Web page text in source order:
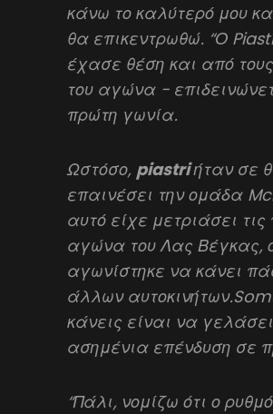
κάνω το καλύτερό μου
θα επικεντρωθώ. “Ο
έχασε θέση και από
του αγώνα -
πρώτη γωνία.
Ωστόσο, piastriήταν σε
επαινέσει την ομάδα
αυτό είχε μετριάσει
αγώνα του Λας Βέγκας,
αγωνίστηκε να κάνει
άλλων
κάνεις είναι να
ασημένια επένδυση σε
“Πάλι, νομίζω ότι ο